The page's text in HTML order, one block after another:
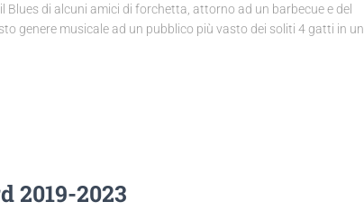
di alcuni amici di forchetta, attorno ad un barbecue e del
genere musicale ad un pubblico più vasto dei soliti 4 gatti in un
2019-2023